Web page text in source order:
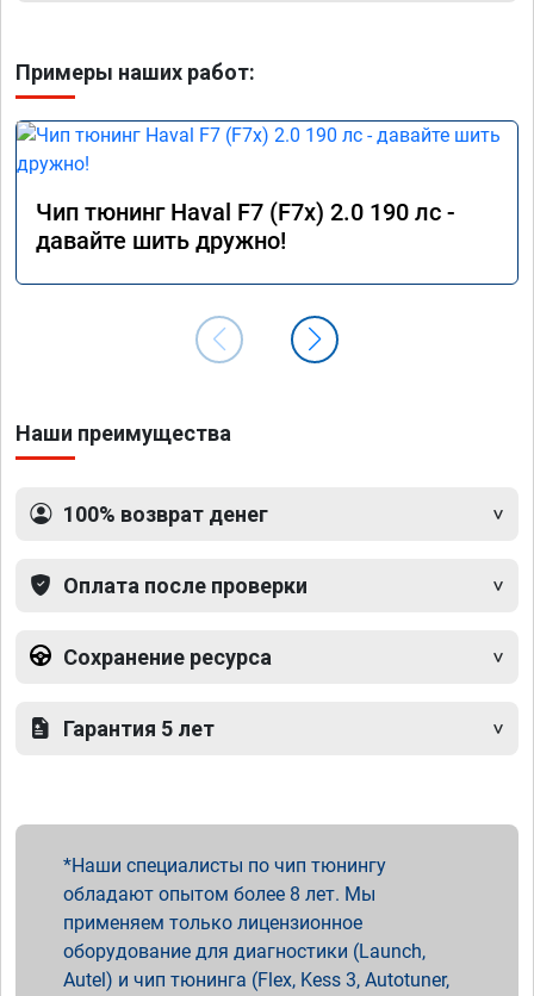
Примеры наших работ:
Чип тюнинг Haval F7 (F7x) 2.0 190 лс -
давайте шить дружно!
Наши преимущества
100% возврат денег
Оплата после проверки
Сохранение ресурса
Гарантия 5 лет
Наши специалисты по чип тюнингу
обладают опытом более 8 лет. Мы
применяем только лицензионное
оборудование для диагностики (Launch,
Autel) и чип тюнинга (Flex, Kess 3, Autotuner,